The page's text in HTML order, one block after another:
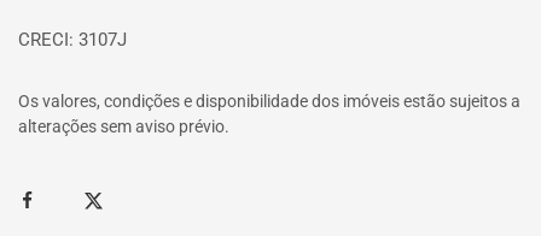
CRECI: 3107J
Os valores, condições e disponibilidade dos imóveis estão sujeitos a
alterações sem aviso prévio.
FacebookTwitter